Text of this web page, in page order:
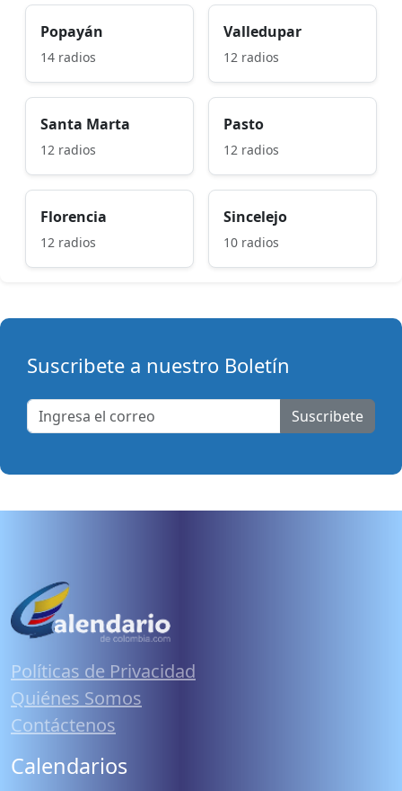
Popayán
14 radios
Valledupar
12 radios
Santa Marta
12 radios
Pasto
12 radios
Florencia
12 radios
Sincelejo
10 radios
Suscribete a nuestro Boletín
Suscribete
Políticas de Privacidad
Quiénes Somos
Contáctenos
Calendarios